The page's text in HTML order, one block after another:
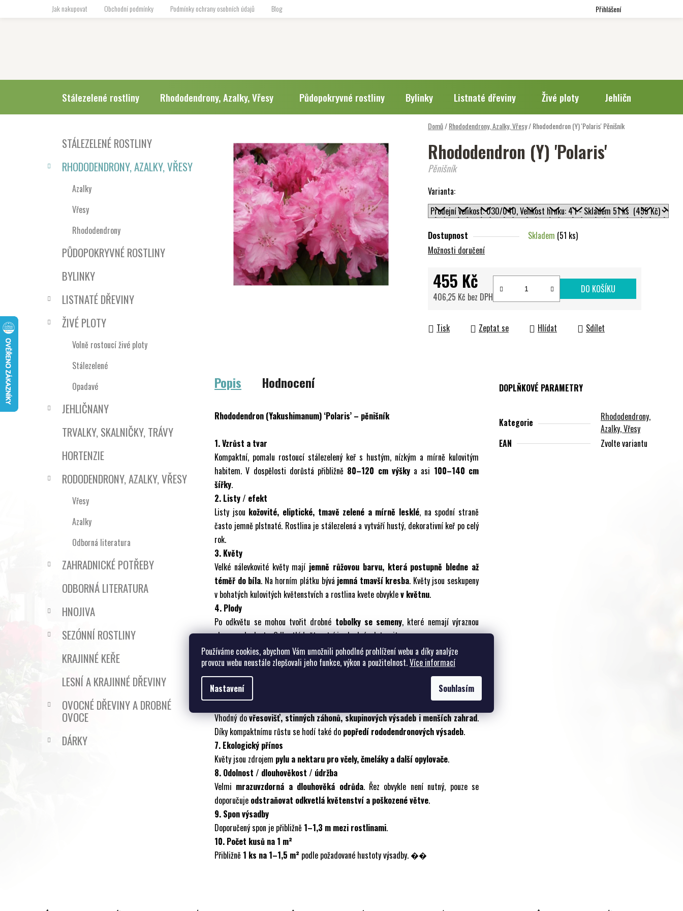
Používáme cookies, abychom Vám umožnili pohodlné prohlížení webu a díky analýze
provozu webu neustále zlepšovali jeho funkce, výkon a použitelnost.Více informací
Nastavení Souhlasím
Jak nakupovat Obchodní podmínky Podmínky ochrany osobních údajů Blog Přihlášení
Stálezelené rostliny Rhododendrony, Azalky, Vřesy Půdopokryvné rostliny Bylinky Listnaté dřeviny Živé ploty Jehličnany
Domů/Rhododendrony, Azalky, Vřesy/Rhododendron (Y) 'Polaris'Pěnišník
Přeskočit
kategorie
e
STÁLEZELENÉ ROSTLINY
RHODODENDRONY, AZALKY, VŘESY
Azalky
Vřesy
Rhododendrony
PŮDOPOKRYVNÉ ROSTLINY
BYLINKY
LISTNATÉ DŘEVINY
ŽIVÉ PLOTY
Volně rostoucí živé ploty
Stálezelené
Opadavé
JEHLIČNANY
TRVALKY, SKALNIČKY, TRÁVY
HORTENZIE
RODODENDRONY, AZALKY, VŘESY
Vřesy
Azalky
Odborná literatura
ZAHRADNICKÉ POTŘEBY
ODBORNÁ LITERATURA
HNOJIVA
SEZÓNNÍ ROSTLINY
KRAJINNÉ KEŘE
LESNÍ A KRAJINNÉ DŘEVINY
OVOCNÉ DŘEVINY A DROBNÉ
OVOCE
DÁRKY
Rhododendron (Y) 'Polaris'
Pěnišník
Varianta:
Dostupnost Skladem (51 ks)
Možnosti doručení
455 Kč
406,25 Kč bez DPH
DO KOŠÍKU
Tisk Zeptat se Hlídat Sdílet
Popis Hodnocení
Rhododendron (Yakushimanum) ‘Polaris’ – pěnišník
1. Vzrůst a tvar
Kompaktní, pomalu rostoucí stálezelený keř s hustým, nízkým a mírně kulovitým
habitem. V dospělosti dorůstá přibližně 80–120 cm výškya asi 100–140 cm
šířky.
2. Listy / efekt
Listy jsou kožovité, eliptické, tmavě zelené a mírně lesklé, na spodní straně
často jemně plstnaté. Rostlina je stálezelená a vytváří hustý, dekorativní keř po celý
rok.
3. Květy
Velké nálevkovité květy mají jemně růžovou barvu, která postupně bledne až
téměř do bíla. Na horním plátku bývá jemná tmavší kresba. Květy jsou seskupeny
v bohatých kulovitých květenstvích a rostlina kvete obvyklev květnu.
4. Plody
Po odkvětu se mohou tvořit drobné tobolky se semeny, které nemají výraznou
okrasnou hodnotu. Odkvetlá květenství je vhodné odstranit.
5. Snadné pěstování
Vyžadujekyselou, humózní a dobře propustnou půdu s dostatkem vláhy
Nejlépe prospívá v
polostínu nebo na místě chráněném před silným poledním
sluncem.
6. Praktičnost v zahradě
Vhodný dovřesovišť, stinných záhonů, skupinových výsadeb i menších zahrad.
Díky kompaktnímu růstu se hodí také do popředí rododendronových výsadeb.
7. Ekologický přínos
Květy jsou zdrojem pylu a nektaru pro včely, čmeláky a další opylovače.
8. Odolnost / dlouhověkost / údržba
Velmi mrazuvzdorná a dlouhověká odrůda. Řez obvykle není nutný, pouze se
doporučuje odstraňovat odkvetlá květenství a poškozené větve.
9. Spon výsadby
Doporučený spon je přibližně 1–1,3 m mezi rostlinami.
10. Počet kusů na 1 m²
Přibližně 1 ks na 1–1,5 m² podle požadované hustoty výsadby. ��
DOPLŇKOVÉ PARAMETRY
Kategorie
Rhododendrony,
Azalky, Vřesy
EAN
Zvolte variantu